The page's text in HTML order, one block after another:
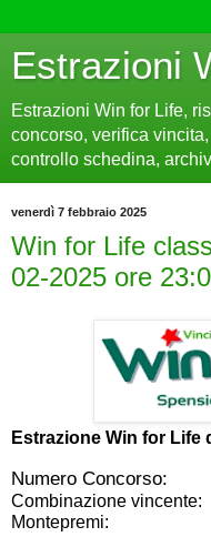
Estrazioni
Estrazioni Win for Life,
concorso, verifica
controllo schedina,
venerdì 7 febbraio 2025
Win for Life
02-2025 ore
Estrazione Win for Life
Numero Concorso:
Combinazione vincente:
Montepremi: